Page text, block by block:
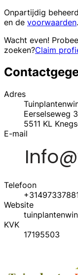
Onpartijdig
en de voorwaarden.
Wacht even!
zoeken?Claim
Adres
Eerselseweg
5511 KL
E-mail
Telefoon
Website
KVK
17195503